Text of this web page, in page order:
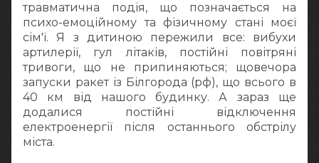
травматична подія, що позначається на
психо-емоційному та фізичному стані моєї
сім'ї. Я з дитиною пережили все: вибухи
артилерії, гул літаків, постійні повітряні
тривоги, що не припиняються; щовечора
запуски ракет із Білгорода (рф), що всього в
40 км від нашого будинку. А зараз ще
додалися постійні відключення
електроенергії після останнього обстрілу
міста.